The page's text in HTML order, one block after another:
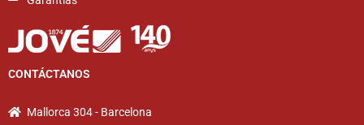
CONTÁCTANOS
Mallorca 304 - Barcelona